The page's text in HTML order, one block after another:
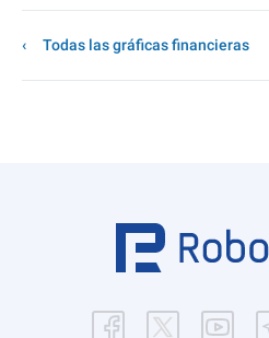
Todas las gráficas financieras